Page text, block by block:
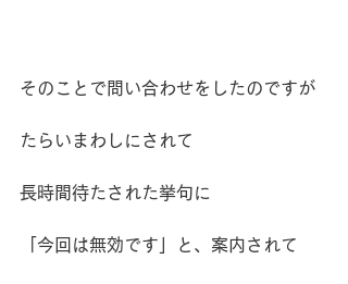
そのことで問い合わせをしたのですが
たらいまわしにされて
長時間待たされた挙句に
「今回は無効です」と、案内されて